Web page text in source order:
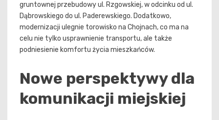
gruntownej przebudowy ul. Rzgowskiej, w odcinku od ul.
Dąbrowskiego do ul. Paderewskiego. Dodatkowo,
modernizacji ulegnie torowisko na Chojnach, co ma na
celu nie tylko usprawnienie transportu, ale także
podniesienie komfortu życia mieszkańców.
Nowe perspektywy dla
komunikacji miejskiej